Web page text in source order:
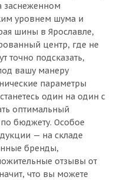
заснеженном
уровнем шума и
шины в Ярославле,
центр, где не
точно подсказать,
вашу манеру
параметры
один на один с
оптимальный
бюджету. Особое
— на складе
бренды,
отзывы от
что вы можете